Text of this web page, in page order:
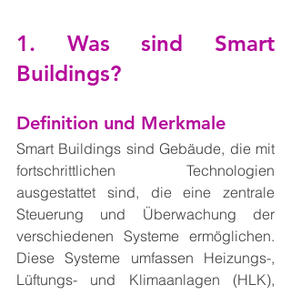
1. Was sind Smart
Buildings?
Definition und Merkmale
Smart Buildings sind Gebäude, die mit
fortschrittlichen Technologien
ausgestattet sind, die eine zentrale
Steuerung und Überwachung der
verschiedenen Systeme ermöglichen.
Diese Systeme umfassen Heizungs-,
Lüftungs- und Klimaanlagen (HLK),